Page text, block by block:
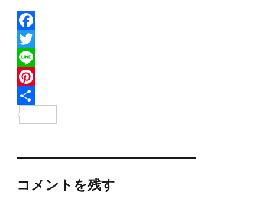
F
a
c
e
b
T
w
t
L
n
P
i
r
コメントを残す